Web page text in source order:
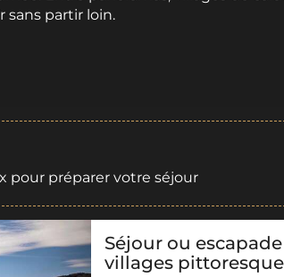
sans partir loin.
pour préparer votre séjour
Séjour ou
villages